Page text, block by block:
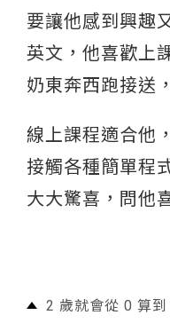
要讓他感到興趣
英文，他喜歡上
奶東奔西跑接送
線上課程適合他
接觸各種簡單程
大大驚喜，問他
2 歲就會從 0 算